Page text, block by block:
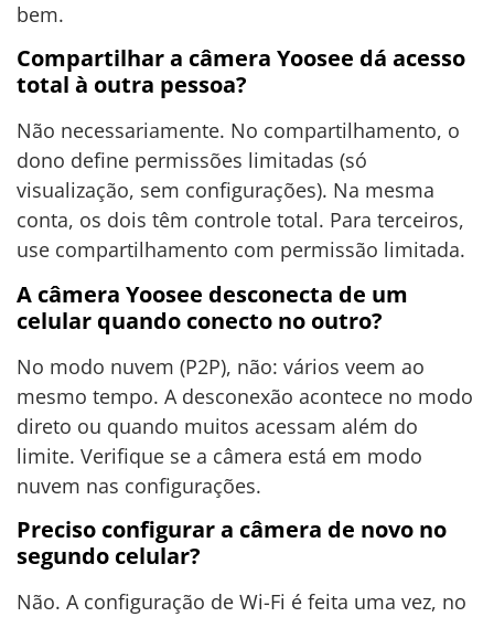
bem.
Compartilhar a câmera Yoosee dá acesso
total à outra pessoa?
Não necessariamente. No compartilhamento, o
dono define permissões limitadas (só
visualização, sem configurações). Na mesma
conta, os dois têm controle total. Para terceiros,
use compartilhamento com permissão limitada.
A câmera Yoosee desconecta de um
celular quando conecto no outro?
No modo nuvem (P2P), não: vários veem ao
mesmo tempo. A desconexão acontece no modo
direto ou quando muitos acessam além do
limite. Verifique se a câmera está em modo
nuvem nas configurações.
Preciso configurar a câmera de novo no
segundo celular?
Não. A configuração de Wi-Fi é feita uma vez, no